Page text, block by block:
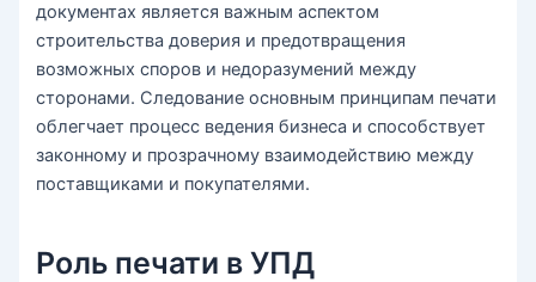
документах является важным аспектом
строительства доверия и предотвращения
возможных споров и недоразумений между
сторонами. Следование основным принципам печати
облегчает процесс ведения бизнеса и способствует
законному и прозрачному взаимодействию между
поставщиками и покупателями.
Роль печати в УПД